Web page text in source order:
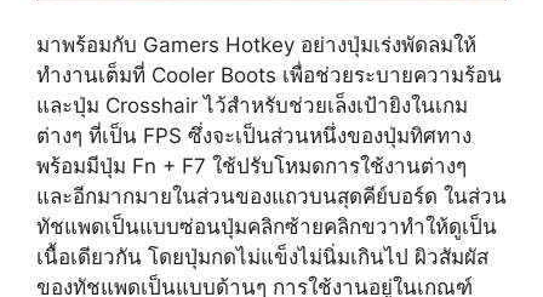
มาพร้อมกับ Gamers Hotkey อย่างปุ่มเร่งพัดลมให้
ทำงานเต็มที่ Cooler Boots เพื่อช่วยระบายความร้อน
และปุ่ม Crosshair ไว้สำหรับช่วยเล็งเป้ายิงในเกม
ต่างๆ ที่เป็น FPS ซึ่งจะเป็นส่วนหนึ่งของปุ่มทิศทาง
พร้อมมีปุ่ม Fn + F7 ใช้ปรับโหมดการใช้งานต่างๆ
และอีกมากมายในส่วนของแถวบนสุดคีย์บอร์ด ในส่วน
ทัชแพดเป็นแบบซ่อนปุ่มคลิกซ้ายคลิกขวาทำให้ดูเป็น
เนื้อเดียวกัน โดยปุ่มกดไม่แข็งไม่นิ่มเกินไป ผิวสัมผัส
ของทัชแพดเป็นแบบด้านๆ การใช้งานอยู่ในเกณฑ์